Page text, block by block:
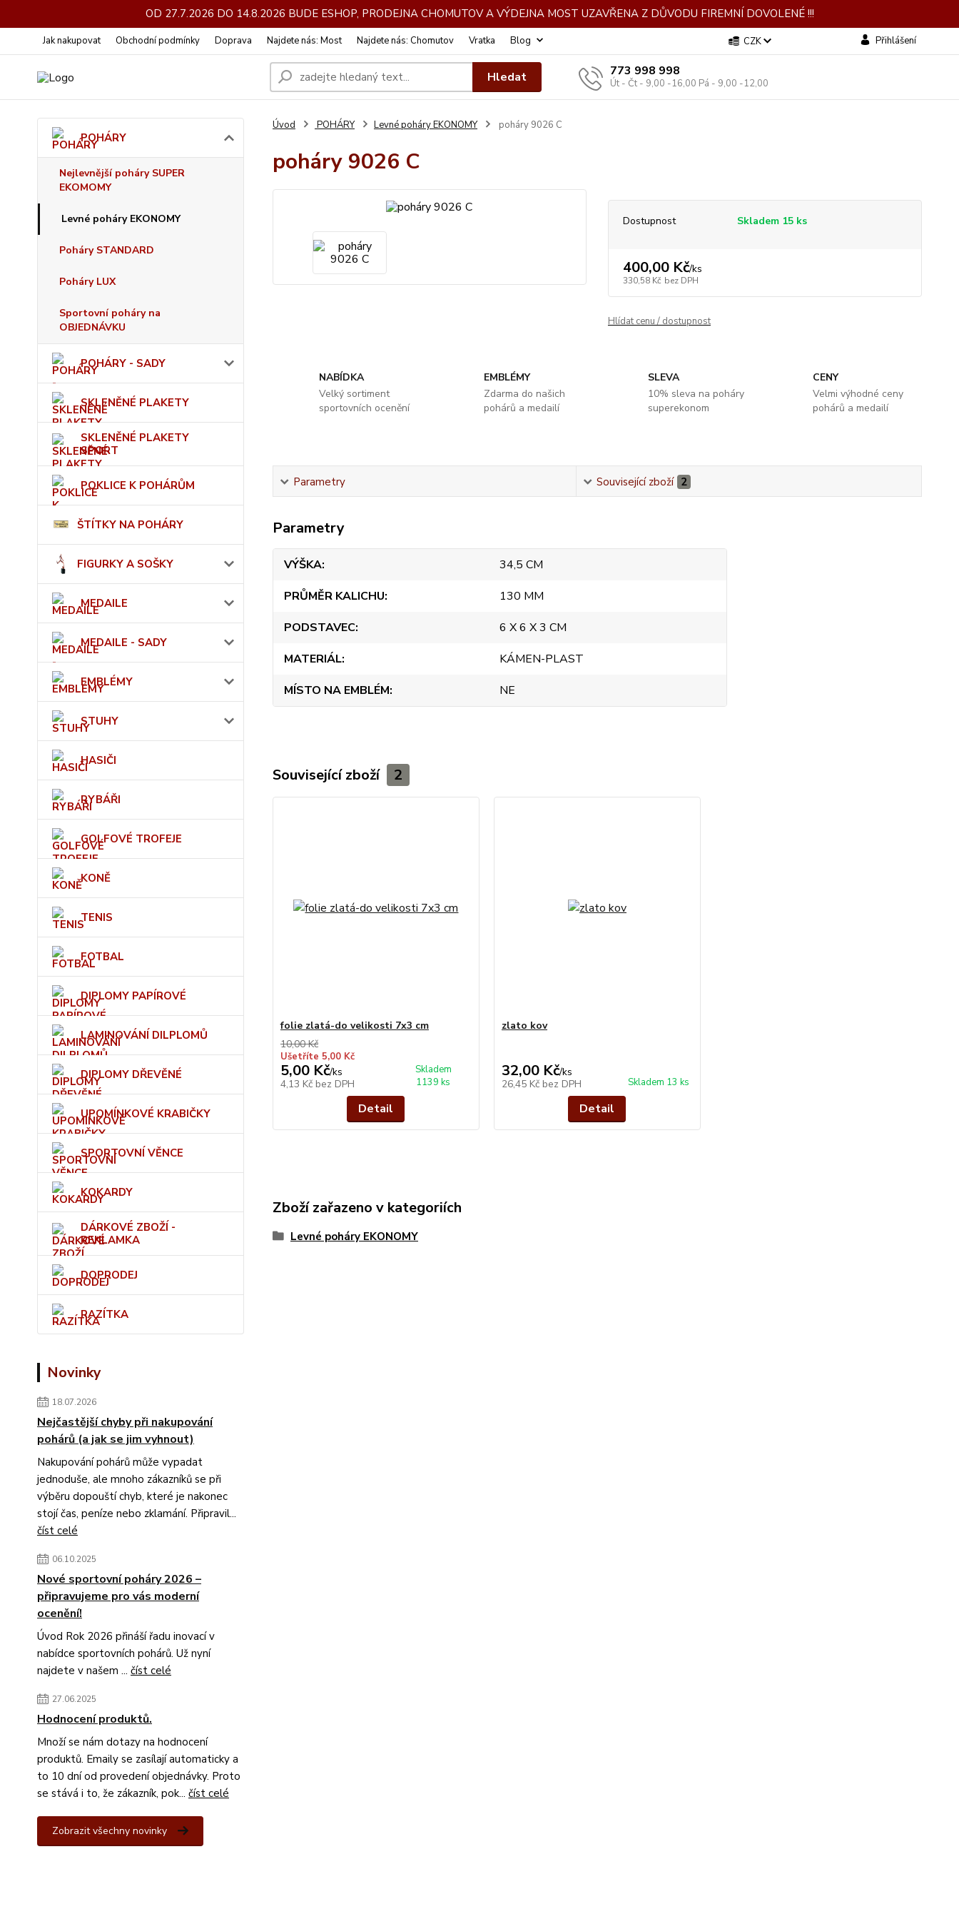
OD 27.7.2026 DO 14.8.2026 BUDE ESHOP, PRODEJNA CHOMUTOV A VÝDEJNA MOST UZAVŘENA Z DŮVODU FIREMNÍ DOVOLENÉ !!!
Jak nakupovat Obchodní podmínky Doprava Najdete nás: Most Najdete nás: Chomutov Vratka Blog CZK Přihlášení
Hledat 773 998 998
Út - Čt - 9,00 -16,00 Pá - 9,00 -12,00
POHÁRY
Nejlevnější poháry SUPER
EKOMOMY
Levné poháry EKONOMY
Poháry STANDARD
Poháry LUX
Sportovní poháry na
OBJEDNÁVKU
POHÁRY - SADY
SKLENĚNÉ PLAKETY
SKLENĚNÉ PLAKETY
SPORT
POKLICE K POHÁRŮM
ŠTÍTKY NA POHÁRY
FIGURKY A SOŠKY
MEDAILE
MEDAILE - SADY
EMBLÉMY
STUHY
HASIČI
RYBÁŘI
GOLFOVÉ TROFEJE
KONĚ
TENIS
FOTBAL
DIPLOMY PAPÍROVÉ
LAMINOVÁNÍ DILPLOMŮ
DIPLOMY DŘEVĚNÉ
UPOMÍNKOVÉ KRABIČKY
SPORTOVNÍ VĚNCE
KOKARDY
DÁRKOVÉ ZBOŽÍ -
REKLAMKA
DOPRODEJ
RAZÍTKA
Novinky
18.07.2026
Nejčastější chyby při nakupování
pohárů (a jak se jim vyhnout)
Nakupování pohárů může vypadat
jednoduše, ale mnoho zákazníků se při
výběru dopouští chyb, které je nakonec
stojí čas, peníze nebo zklamání. Připravil...
číst celé
06.10.2025
Nové sportovní poháry 2026 –
připravujeme pro vás moderní
ocenění!
Úvod Rok 2026 přináší řadu inovací v
nabídce sportovních pohárů. Už nyní
najdete v našem ... číst celé
27.06.2025
Hodnocení produktů.
Množí se nám dotazy na hodnocení
produktů. Emaily se zasílají automaticky a
to 10 dní od provedení objednávky. Proto
se stává i to, že zákazník, pok... číst celé
Zobrazit všechny novinky
Úvod POHÁRY Levné poháry EKONOMY poháry 9026 C
poháry 9026 C
Dostupnost Skladem 15 ks
400,00 Kč/ks
330,58 Kč bez DPH
Hlídat cenu / dostupnost
NABÍDKA
Velký sortiment
sportovních ocenění
EMBLÉMY
Zdarma do našich
pohárů a medailí
SLEVA
10% sleva na poháry
superekonom
CENY
Velmi výhodné ceny
pohárů a medailí
Parametry Související zboží 2
Parametry
VÝŠKA
34,5 CM
PRŮMĚR KALICHU
130 MM
PODSTAVEC
6 X 6 X 3 CM
MATERIÁL
KÁMEN-PLAST
MÍSTO NA EMBLÉM
NE
Související zboží 2
folie zlatá-do velikosti 7x3 cm
10,00 Kč
Ušetříte 5,00 Kč
5,00 Kč/ks
4,13 Kč bez DPH
Skladem
1139 ks
Detail
zlato kov
32,00 Kč/ks
26,45 Kč bez DPH Skladem 13 ks
Detail
Zboží zařazeno v kategoriích
Levné poháry EKONOMY